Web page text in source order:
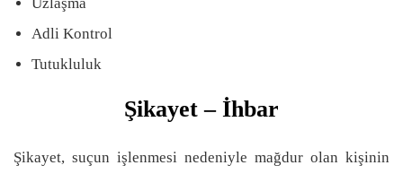
Adli Kontrol
Tutukluluk
Şikayet – İhbar
Şikayet, suçun işlenmesi nedeniyle mağdur olan kişinin